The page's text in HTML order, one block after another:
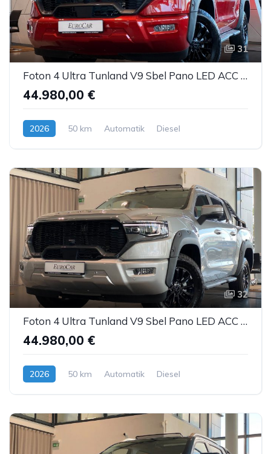
31
Foton 4 Ultra Tunland V9 Sbel Pano LED ACC AHK 360°
44.980,00 €
2026 50 km Automatik Diesel
32
Foton 4 Ultra Tunland V9 Sbel Pano LED ACC AHK 360°
44.980,00 €
2026 50 km Automatik Diesel